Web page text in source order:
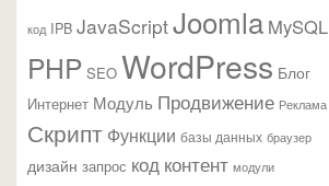
код IPB JavaScriptJoomla MySQL
PHP SEO WordPress Блог
Интернет Модуль Продвижение Реклама
Скрипт Функции базы данных браузер
дизайн запрос код контент модули